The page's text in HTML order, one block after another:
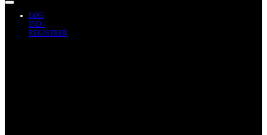
LOG
IND /
REGISTRER